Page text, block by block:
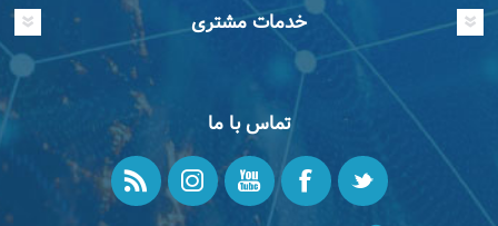
خدمات مشتری
تماس با ما